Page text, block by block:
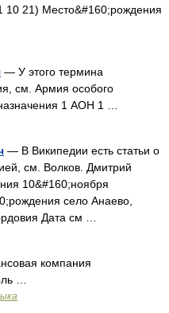
10 21) Место&#160;рождения
— У этого термина
см. Армия особого
1 АОН 1 …
— В Википедии есть статьи о
см. Волков. Дмитрий
10&#160;ноября
село Анаево,
Дата см …
компания
…